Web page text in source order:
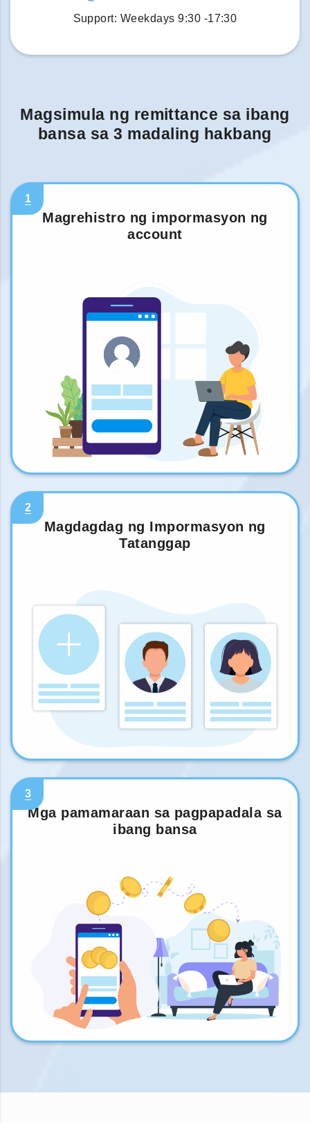
Support: Weekdays 9:30 -17:30
Magsimula ng remittance sa ibang
bansa sa 3 madaling hakbang
1
Magrehistro ng impormasyon ng
account
2
Magdagdag ng Impormasyon ng
Tatanggap
3
Mga pamamaraan sa pagpapadala sa
ibang bansa